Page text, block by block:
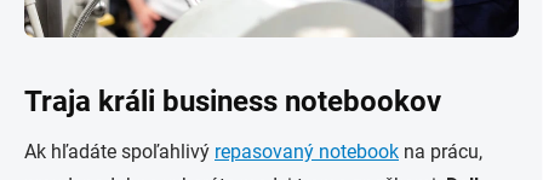
Traja králi business notebookov
Ak hľadáte spoľahlivý repasovaný notebook na prácu,